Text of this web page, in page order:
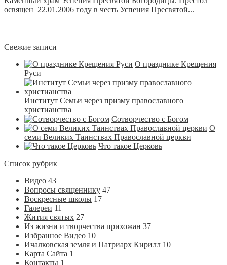
освящен 22.01.2006 году в честь Успения Пресвятой...
Свежие записи
О празднике Крещения
Руси
Институт Семьи через призму православного
христианства
Сотворчество с Богом
О
семи Великих Таинствах Православной церкви
Что такое Церковь
Список рубрик
Видео 43
Вопросы священнику 47
Воскресные школы 17
Галереи 11
Жития святых 27
Из жизни и творчества прихожан 37
Избранное Видео 10
Ичалковская земля и Патриарх Кирилл 10
Карта Сайта 1
Контакты 1